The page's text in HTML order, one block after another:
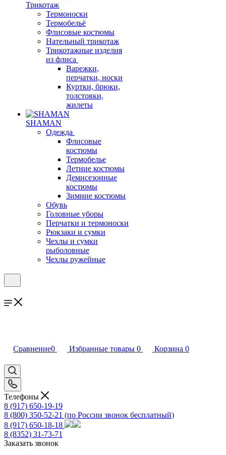
Трикотаж
Термоноски
Термобельё
Флисовые костюмы
Нательный трикотаж
Трикотажные изделия
из флиса
Варежки,
перчатки, носки
Куртки, брюки,
толстовки,
жилеты
SHAMAN
Одежда
Флисовые
костюмы
Термобелье
Летние костюмы
Демисезонные
костюмы
Зимние костюмы
Обувь
Головные уборы
Перчатки и термоноски
Рюкзаки и сумки
Чехлы и сумки
рыболовные
Чехлы ружейные
Сравнение0 Избранные товары 0 Корзина 0
Телефоны
8 (917) 650-19-19
8 (800) 350-52-21 (по России звонок бесплатный)
8 (917) 650-18-18
8 (8352) 31-73-71
Заказать звонок